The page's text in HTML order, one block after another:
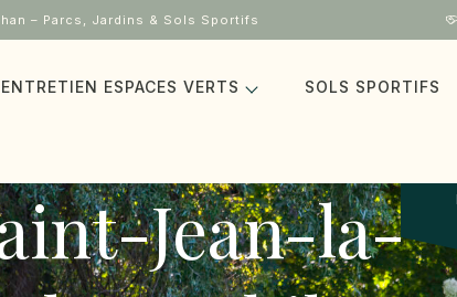
– Parcs, Jardins & Sols Sportifs
ENTRETIEN ESPACES VERTS SOLS SPORTIFS
Jean-la-